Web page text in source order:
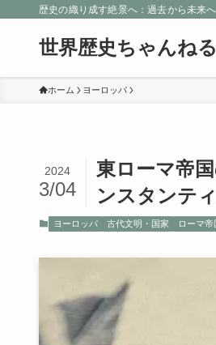
歴史の織り成す絶景へ：過去から未来
世界歴史ちゃんねる
ホーム ヨーロッパ
東ローマ帝
ンスタンテ
2024
3/04
ヨーロッパ 古代文明・国家 ローマ帝